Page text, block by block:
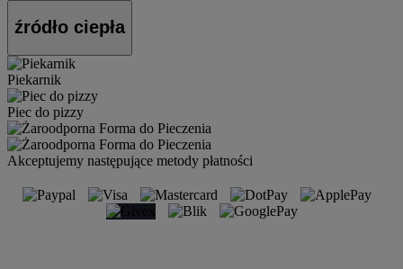
źródło ciepła
Piekarnik
Piec do pizzy
Akceptujemy następujące metody płatności